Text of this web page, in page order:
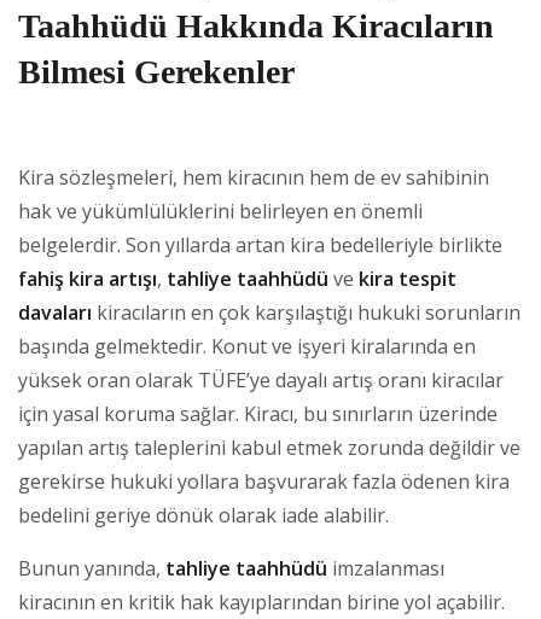
Taahhüdü Hakkında Kiracıların
Bilmesi Gerekenler
Kira sözleşmeleri, hem kiracının hem de ev sahibinin
hak ve yükümlülüklerini belirleyen en önemli
belgelerdir. Son yıllarda artan kira bedelleriyle birlikte
fahiş kira artışı, tahliye taahhüdü ve kira tespit
davaları kiracıların en çok karşılaştığı hukuki sorunların
başında gelmektedir. Konut ve işyeri kiralarında en
yüksek oran olarak TÜFE’ye dayalı artış oranı kiracılar
için yasal koruma sağlar. Kiracı, bu sınırların üzerinde
yapılan artış taleplerini kabul etmek zorunda değildir ve
gerekirse hukuki yollara başvurarak fazla ödenen kira
bedelini geriye dönük olarak iade alabilir.
Bunun yanında, tahliye taahhüdü imzalanması
kiracının en kritik hak kayıplarından birine yol açabilir.